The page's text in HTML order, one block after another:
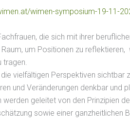
wimen-symposium-19-11-
die sich mit ihrer
um Positionen zu
tragen.
vielfältigen Perspektiven sichtbar
und Veränderungen denkbar und
werden geleitet von den Prinzipien
sowie einer ganzheitlichen